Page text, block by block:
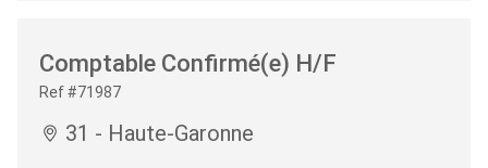
Comptable Confirmé(e) H/F
Ref #71987
31 - Haute-Garonne